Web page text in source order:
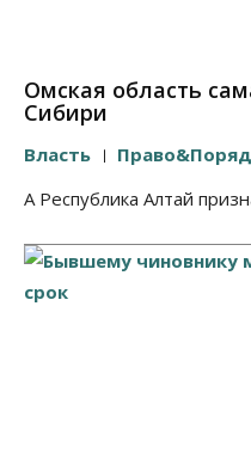
Омская область
Сибири
Власть
А Республика Алтай